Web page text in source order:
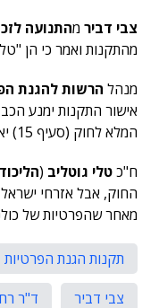
צבי דביר מהתנועה
מהתקנות ואמר כי הן
מנהל הרשות להגנת
אישור התקנות ימנע
המלא לחוק (סעיף 15) יאושר בקרוב.
ח"כטלי גוטליב (הליכוד
החוק, אבל אזרחי
מאחר שהפרטיות של
תקנות הגנת הפרטיות
צבי דביר
ד"ר